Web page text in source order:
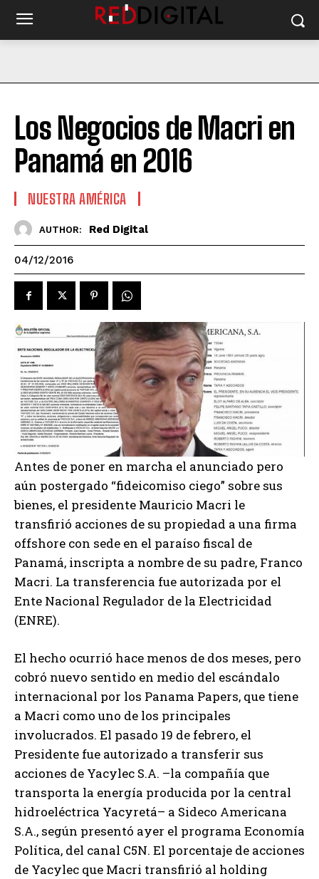
Los Negocios de Macri en
Panamá en 2016
NUESTRA AMÉRICA
AUTHOR: Red Digital
04/12/2016
Antes de poner en marcha el anunciado pero
aún postergado “fideicomiso ciego” sobre sus
bienes, el presidente Mauricio Macri le
transfirió acciones de su propiedad a una firma
offshore con sede en el paraíso fiscal de
Panamá, inscripta a nombre de su padre, Franco
Macri. La transferencia fue autorizada por el
Ente Nacional Regulador de la Electricidad
(ENRE).
El hecho ocurrió hace menos de dos meses, pero
cobró nuevo sentido en medio del escándalo
internacional por los Panama Papers, que tiene
a Macri como uno de los principales
involucrados. El pasado 19 de febrero, el
Presidente fue autorizado a transferir sus
acciones de Yacylec S.A. –la compañía que
transporta la energía producida por la central
hidroeléctrica Yacyretá– a Sideco Americana
S.A., según presentó ayer el programa Economía
Política, del canal C5N. El porcentaje de acciones
de Yacylec que Macri transfirió al holding